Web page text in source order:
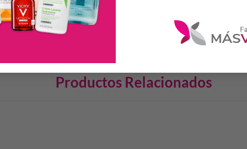
Productos Relacionados